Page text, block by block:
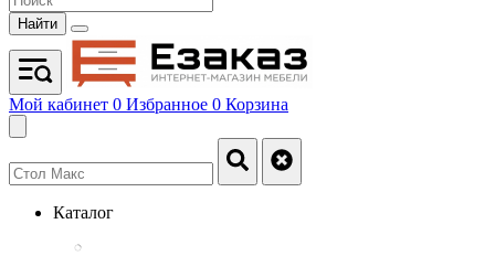
Найти
Мой кабинет 0 Избранное 0 Корзина
Каталог